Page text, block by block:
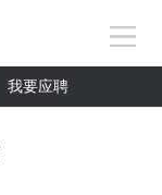
我要应聘